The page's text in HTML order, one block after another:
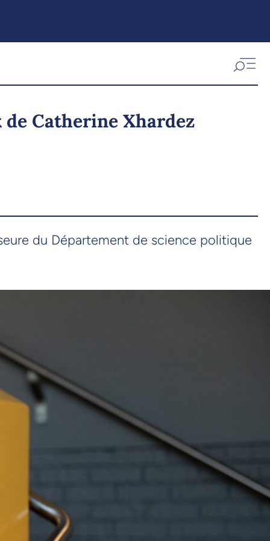
de Catherine Xhardez
du Département de science politique